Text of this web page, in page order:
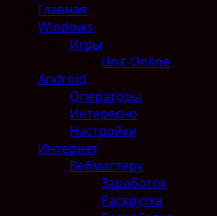
Главная
Windows
Игры
Unit-Online
Android
Операторы
Интересно
Настройки
Интернет
Вебмастеру
Заработок
Раскрутка